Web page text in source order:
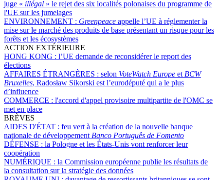
juge « illégal » le rejet des six localités polonaises du programme de
l'UE sur les jumelages
ENVIRONNEMENT : Greenpeace appelle l’UE à réglementer la
mise sur le marché des produits de base présentant un risque pour les
forêts et les écosystèmes
ACTION EXTÉRIEURE
HONG KONG : l’UE demande de reconsidérer le report des
élections
AFFAIRES ÉTRANGÈRES : selon VoteWatch Europe et BCW
Bruxelles, Radosław Sikorski est l’eurodéputé qui a le plus
d’influence
COMMERCE : l'accord d'appel provisoire multipartite de l'OMC se
met en place
BRÈVES
AIDES D'ÉTAT : feu vert à la création de la nouvelle banque
nationale de développement Banco Português de Fomento
DÉFENSE : la Pologne et les États-Unis vont renforcer leur
coopération
NUMÉRIQUE : la Commission européenne publie les résultats de
la consultation sur la stratégie des données